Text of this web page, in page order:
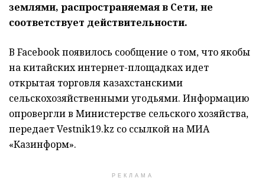
землями, распространяемая в Сети, не
соответствует действительности.
В Facebook появилось сообщение о том, что якобы
на китайских интернет-площадках идет
открытая торговля казахстанскими
сельскохозяйственными угодьями. Информацию
опровергли в Министерстве сельского хозяйства,
передает Vestnik19.kz со ссылкой на МИА
«Казинформ».
РЕКЛАМА